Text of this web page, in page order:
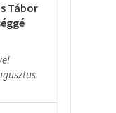
Tábor